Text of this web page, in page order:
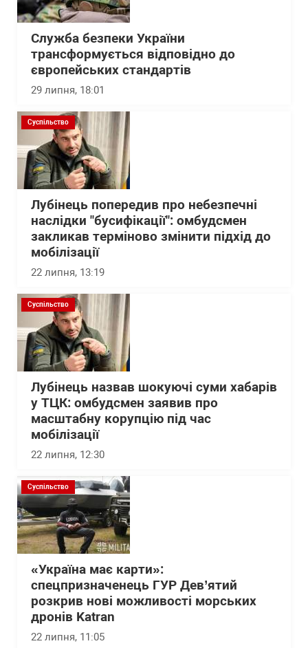
Служба безпеки України
трансформується відповідно до
європейських стандартів
29 липня, 18:01
Суспільство
Лубінець попередив про небезпечні
наслідки "бусифікації": омбудсмен
закликав терміново змінити підхід до
мобілізації
22 липня, 13:19
Суспільство
Лубінець назвав шокуючі суми хабарів
у ТЦК: омбудсмен заявив про
масштабну корупцію під час
мобілізації
22 липня, 12:30
Суспільство
«Україна має карти»:
спецпризначенець ГУР Дев’ятий
розкрив нові можливості морських
дронів Katran
22 липня, 11:05